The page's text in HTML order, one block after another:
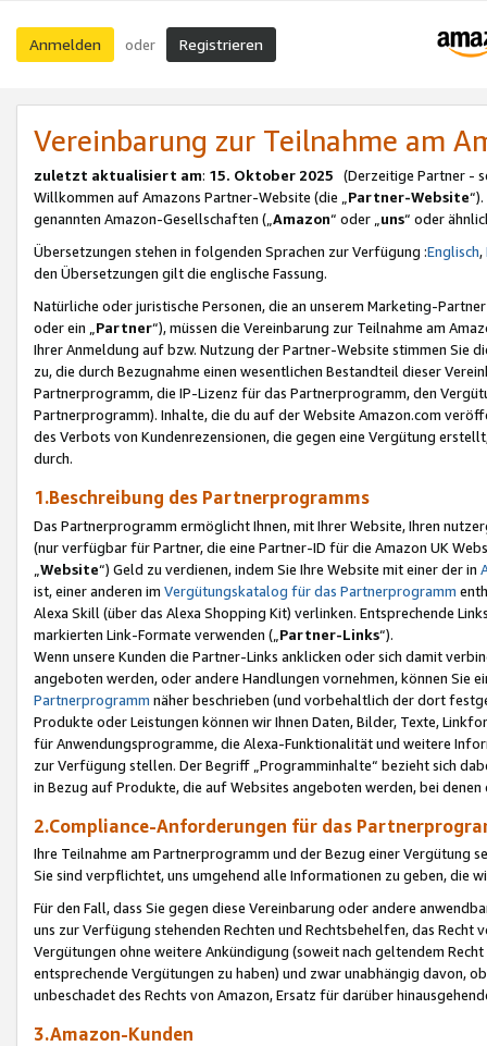
Anmelden oder Registrieren
Vereinbarung zur Teilnahme am
zuletzt aktualisiert am: 15. Oktober 2025 (Derzeitige Partner -
Willkommen auf Amazons Partner-Website (die „Partner-Website
genannten Amazon-Gesellschaften („Amazon“ oder „uns“ oder
Übersetzungen stehen in folgenden Sprachen zur Verfügung :Englisch,
den Übersetzungen gilt die englische Fassung.
Natürliche oder juristische Personen, die an unserem Marketing-
oder ein „Partner“), müssen die Vereinbarung zur Teilnahme am
Ihrer Anmeldung auf bzw. Nutzung der Partner-Website stimmen Sie
zu, die durch Bezugnahme einen wesentlichen Bestandteil dieser
Partnerprogramm, die IP-Lizenz für das Partnerprogramm, den
Partnerprogramm). Inhalte, die du auf der Website Amazon.com
des Verbots von Kundenrezensionen, die gegen eine Vergütung
durch.
1.Beschreibung des Partnerprogramms
Das Partnerprogramm ermöglicht Ihnen, mit Ihrer Website, Ihren
(nur verfügbar für Partner, die eine Partner-ID für die Amazon UK
Website“) Geld zu verdienen, indem Sie Ihre Website mit einer der in
ist, einer anderen im Vergütungskatalog für das Partnerprogramm
Alexa Skill (über das Alexa Shopping Kit) verlinken. Entsprechende
markierten Link-Formate verwenden („ Partner-Links“).
Wenn unsere Kunden die Partner-Links anklicken oder sich damit
angeboten werden, oder andere Handlungen vornehmen, können Sie
Partnerprogramm näher beschrieben (und vorbehaltlich der dort
Produkte oder Leistungen können wir Ihnen Daten, Bilder, Texte,
für Anwendungsprogramme, die Alexa-Funktionalität und weitere
zur Verfügung stellen. Der Begriff „Programminhalte“ bezieht sich
in Bezug auf Produkte, die auf Websites angeboten werden, bei
2.Compliance-Anforderungen für das
Ihre Teilnahme am Partnerprogramm und der Bezug einer Vergütung
Sie sind verpflichtet, uns umgehend alle Informationen zu geben, die
Für den Fall, dass Sie gegen diese Vereinbarung oder andere
uns zur Verfügung stehenden Rechten und Rechtsbehelfen, das
Vergütungen ohne weitere Ankündigung (soweit nach geltendem
entsprechende Vergütungen zu haben) und zwar unabhängig davon,
unbeschadet des Rechts von Amazon, Ersatz für darüber
3.Amazon-Kunden